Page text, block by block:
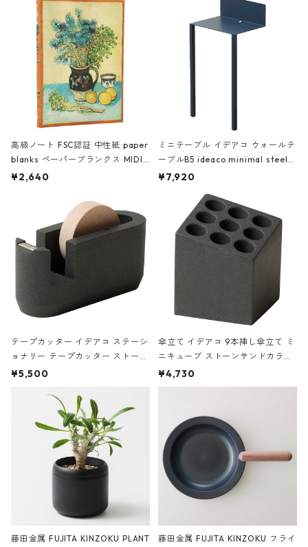
高級ノート FSC認証 中性紙 paper
blanks ペーパーブランクス MIDI
ハードカバー 罫線 ヴァン・ゴッホ
¥2,640
ミニテーブル イデアコ ウォールテ
ーブルB5 ideaco minimal steel f
urniture WALL Table B5 ネイビー
¥7,920
テープカッター イデアコ ステーシ
ョナリー テープカッター ストーン
サンドカラー 石調 ideaco Station
¥5,500
傘立て イデアコ 9本挿し傘立て ミ
ニキューブ ストーンサンドカラー
石調 ideaco Umbrella Stand CUB
E ストーンサンドブラック
¥4,730
藤田金属 FUJITA KINZOKU PLANT
藤田金属 FUJITA KINZOKU フライ